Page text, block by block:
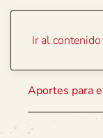
Ir al
Aportes para